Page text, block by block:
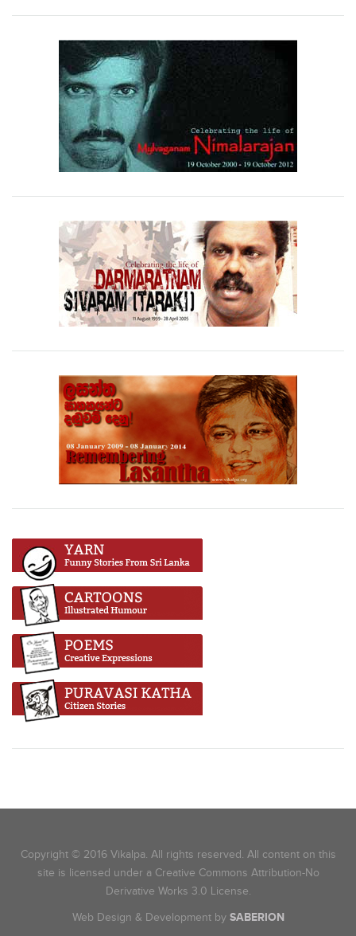
Copyright © 2016 Vikalpa. All rights reserved. All content on this
site is licensed under a Creative Commons Attribution-No
Derivative Works 3.0 License.
Web Design & Development by SABERION